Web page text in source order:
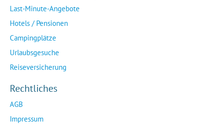
Last-Minute-Angebote
Hotels / Pensionen
Campingplätze
Urlaubsgesuche
Reiseversicherung
Rechtliches
AGB
Impressum